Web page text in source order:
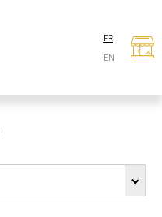
FR
EN